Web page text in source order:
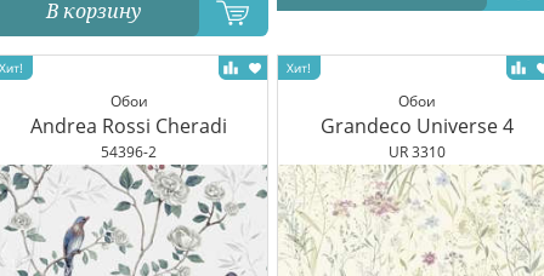
В корзину
Обои
Andrea Rossi Cheradi
54396-2
Обои
Grandeco Universe 4
UR 3310